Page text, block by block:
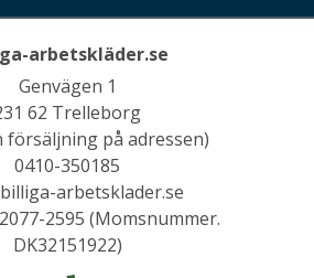
arbetskläder.se
Genvägen 1
62 Trelleborg
försäljning på adressen)
0410-350185
arbetsklader.se
2595 (Momsnummer.
DK32151922)